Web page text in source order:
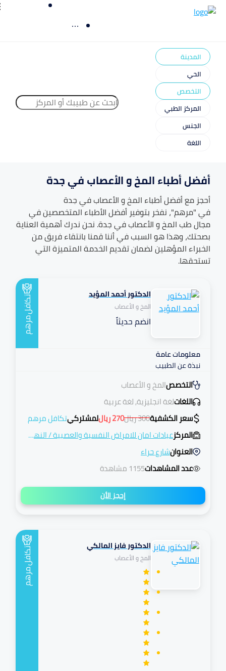
المدينة
الحي
التخصص
المركز الطبي
الجنس
اللغة
أفضل أطباء المخ و الأعصاب في جدة
أحجز مع أفضل أطباء المخ و الأعصابفيجدة
في "مرهم"، نفخر بتوفير أفضل الأطباء المتخصصين في
مجال طبالمخ و الأعصابفيجدة. نحن ندرك أهمية العناية
بصحتك، وهذا هو السبب في أننا قمنا بانتقاء فريق من
الخبراء المؤهلين لضمان تقديم الخدمة المتميزة التي
تستحقها.
الدكتور أحمد المؤيد
المخ و الأعصاب
انضم حديثاً
تكافل
مرهم
معلومات عامة
نبذة عن الطبيب
التخصصالمخ و الأعصاب
اللغاتلغة انجليزية, لغة عربية
سعر الكشفية300ريال270رياللمشتركيتكافل مرهم
المركزعيادات امان للامراض النفسية والعصبية/النهضة
العنوانشارع حراء
عدد المشاهدات1155 مشاهدة
إحجز الأن
الدكتور فايز المالكي
المخ و الأعصاب تكافل
مرهم